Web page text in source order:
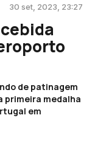
30 set, 2023, 23:27
de patinagem
primeira medalha
em